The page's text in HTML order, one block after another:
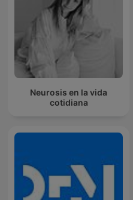
Neurosis en la vida
cotidiana